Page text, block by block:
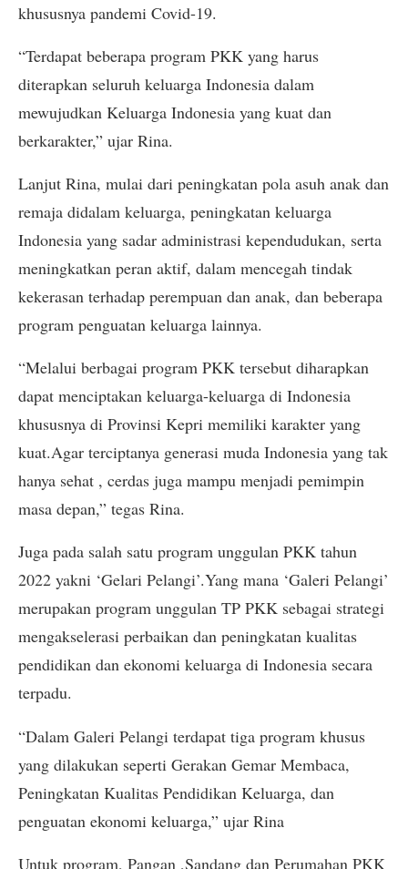
khususnya pandemi Covid-19.
“Terdapat beberapa program PKK yang harus
diterapkan seluruh keluarga Indonesia dalam
mewujudkan Keluarga Indonesia yang kuat dan
berkarakter,” ujar Rina.
Lanjut Rina, mulai dari peningkatan pola asuh anak dan
remaja didalam keluarga, peningkatan keluarga
Indonesia yang sadar administrasi kependudukan, serta
meningkatkan peran aktif, dalam mencegah tindak
kekerasan terhadap perempuan dan anak, dan beberapa
program penguatan keluarga lainnya.
“Melalui berbagai program PKK tersebut diharapkan
dapat menciptakan keluarga-keluarga di Indonesia
khususnya di Provinsi Kepri memiliki karakter yang
kuat.Agar terciptanya generasi muda Indonesia yang tak
hanya sehat , cerdas juga mampu menjadi pemimpin
masa depan,” tegas Rina.
Juga pada salah satu program unggulan PKK tahun
2022 yakni ‘Gelari Pelangi’.Yang mana ‘Galeri Pelangi’
merupakan program unggulan TP PKK sebagai strategi
mengakselerasi perbaikan dan peningkatan kualitas
pendidikan dan ekonomi keluarga di Indonesia secara
terpadu.
“Dalam Galeri Pelangi terdapat tiga program khusus
yang dilakukan seperti Gerakan Gemar Membaca,
Peningkatan Kualitas Pendidikan Keluarga, dan
penguatan ekonomi keluarga,” ujar Rina
Untuk program, Pangan ,Sandang dan Perumahan PKK